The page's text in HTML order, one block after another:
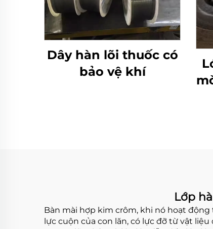
Dây hàn lõi thuốc có
bảo vệ khí
Lớp
Bàn mài hợp kim crôm, khi nó hoạt
lực cuộn của con lăn, có lực đỡ từ vật